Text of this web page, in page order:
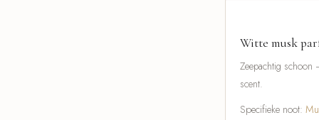
Witte musk
Zeepachtig
scent.
Specifieke noot: